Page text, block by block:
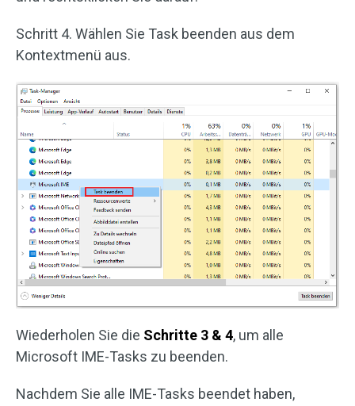
Schritt 4. Wählen Sie Task beenden aus dem
Kontextmenü aus.
Wiederholen Sie die Schritte 3 & 4, um alle
Microsoft IME-Tasks zu beenden.
Nachdem Sie alle IME-Tasks beendet haben,